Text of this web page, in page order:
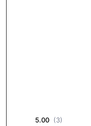
5.00 (3)